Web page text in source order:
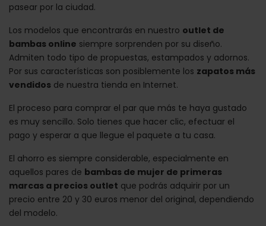
pasear por la ciudad.
Los modelos que encontrarás en nuestro outlet de
bambas online siempre sorprenden por su diseño.
Admiten todo tipo de propuestas, estampados y adornos.
Por sus características son posiblemente los zapatos más
vendidos de nuestra tienda en Internet.
El proceso para comprar el par que más te haya gustado
es muy sencillo. Solo tienes que hacer clic, efectuar el
pago y esperar a que llegue el paquete a tu casa.
El ahorro es siempre considerable, especialmente en
aquellos pares de bambas de mujer de primeras
marcas a precios outlet que podrás adquirir por un
precio entre 20 y 30 euros menor del original, dependiendo
del modelo.